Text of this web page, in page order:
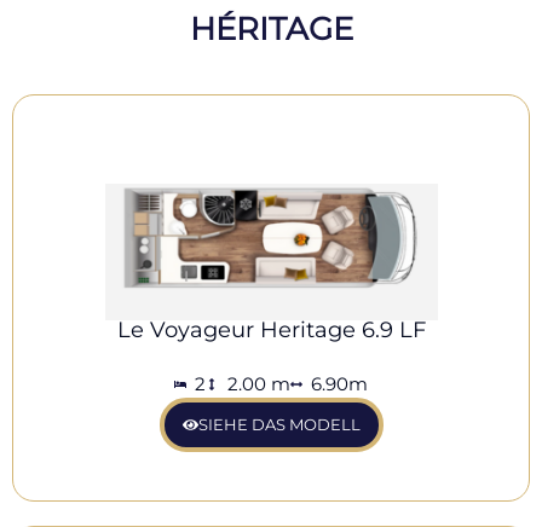
HÉRITAGE
Le Voyageur Heritage 6.9 LF
2 2.00 m 6.90m
SIEHE DAS MODELL